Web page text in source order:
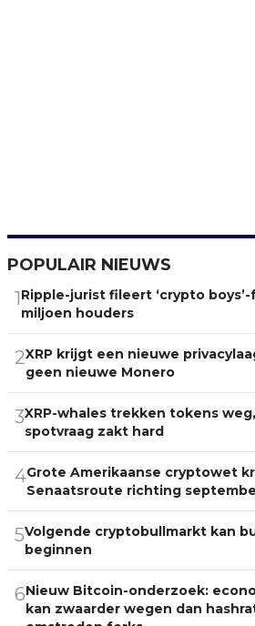
POPULAIR NIEUWS
1Ripple-jurist fileert ‘crypto
miljoen houders
2XRP krijgt een nieuwe
geen nieuwe Monero
3XRP-whales trekken tokens
spotvraag zakt hard
4Grote Amerikaanse cryptowet
Senaatsroute richting
5Volgende cryptobullmarkt kan
beginnen
6Nieuw Bitcoin-onderzoek:
kan zwaarder wegen dan